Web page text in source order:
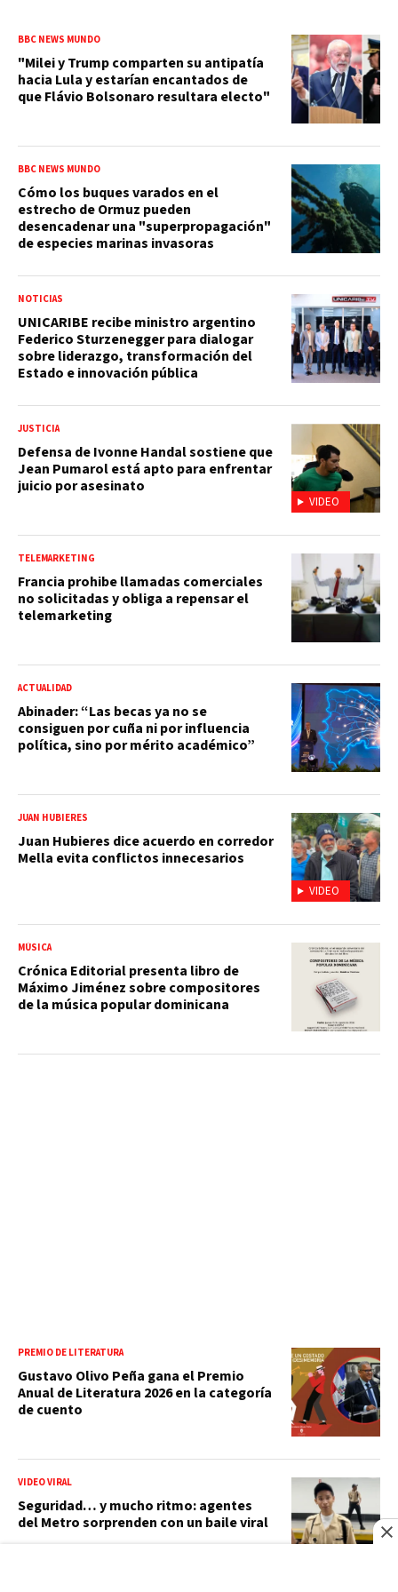
BBC NEWS MUNDO
"Milei y Trump comparten su antipatía
hacia Lula y estarían encantados de
que Flávio Bolsonaro resultara electo"
BBC NEWS MUNDO
Cómo los buques varados en el
estrecho de Ormuz pueden
desencadenar una "superpropagación"
de especies marinas invasoras
NOTICIAS
UNICARIBE recibe ministro argentino
Federico Sturzenegger para dialogar
sobre liderazgo, transformación del
Estado e innovación pública
VIDEO
JUSTICIA
Defensa de Ivonne Handal sostiene que
Jean Pumarol está apto para enfrentar
juicio por asesinato
TELEMARKETING
Francia prohibe llamadas comerciales
no solicitadas y obliga a repensar el
telemarketing
ACTUALIDAD
Abinader: “Las becas ya no se
consiguen por cuña ni por influencia
política, sino por mérito académico”
VIDEO
JUAN HUBIERES
Juan Hubieres dice acuerdo en corredor
Mella evita conflictos innecesarios
MÚSICA
Crónica Editorial presenta libro de
Máximo Jiménez sobre compositores
de la música popular dominicana
PREMIO DE LITERATURA
Gustavo Olivo Peña gana el Premio
Anual de Literatura 2026 en la categoría
de cuento
VIDEO VIRAL
Seguridad… y mucho ritmo: agentes
del Metro sorprenden con un baile viral